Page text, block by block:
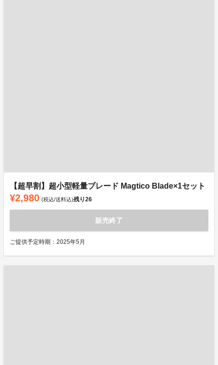
【超早割】超小型軽量ブレード Magtico Blade×1セット
¥2,980 (税込/送料込)残り26
販売終了
ご提供予定時期：2025年5月